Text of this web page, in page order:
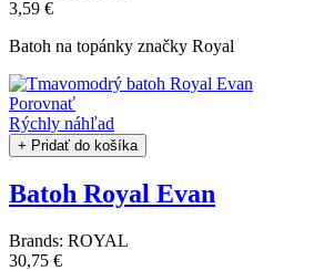
3,59 €
Batoh na topánky značky Royal
Porovnať
Rýchly náhľad
+ Pridať do košíka
Batoh Royal Evan
Brands: ROYAL
30,75 €